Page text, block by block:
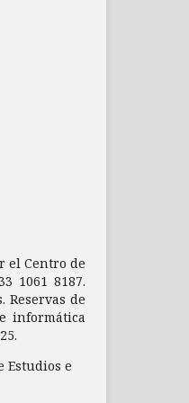
el Centro de
1061 8187.
Reservas de
informática
Estudios e